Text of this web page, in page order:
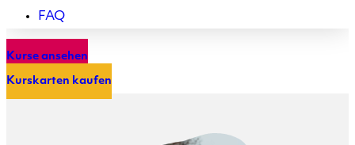
FAQ
Kurse ansehen
Kurskarten kaufen